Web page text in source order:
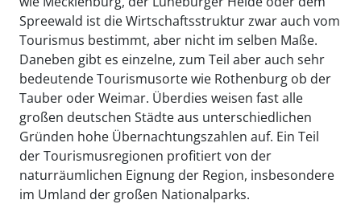
Spreewald ist die Wirtschaftsstruktur zwar auch vom
Tourismus bestimmt, aber nicht im selben Maße.
Daneben gibt es einzelne, zum Teil aber auch sehr
bedeutende Tourismusorte wie Rothenburg ob der
Tauber oder Weimar. Überdies weisen fast alle
großen deutschen Städte aus unterschiedlichen
Gründen hohe Übernachtungszahlen auf. Ein Teil
der Tourismusregionen profitiert von der
naturräumlichen Eignung der Region, insbesondere
im Umland der großen Nationalparks.